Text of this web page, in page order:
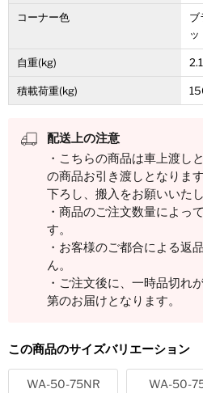
コーナー色
ブ
自重(kg) 2.1
積載荷重(kg)
配送上の注意
・こちらの商品は車上渡し
の商品お引き渡しとなりま
下ろし、搬入をお願いいたし
・商品のご注文数量によっ
す。
・お客様のご都合による返
ん。
・ご注文後に、一時品切れ
第のお届けとなります。
この商品のサイズバリエーション
WA-50-75NR WA-50-